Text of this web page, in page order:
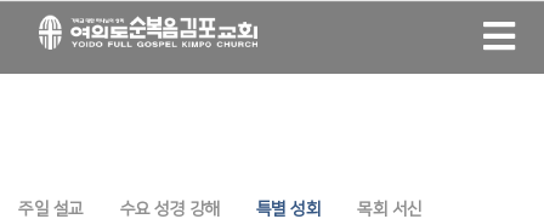
주일 설교 수요 성경 강해 특별 성회 목회 서신